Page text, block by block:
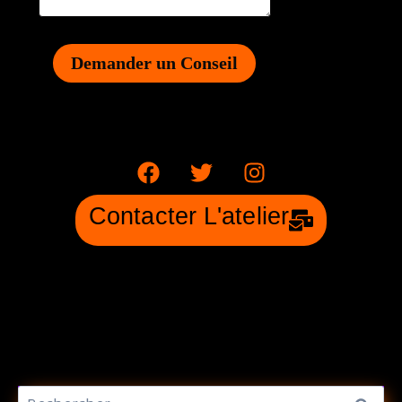
Demander un Conseil
Contacter L'atelier